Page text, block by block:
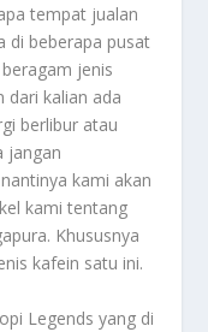
tempat jualan
di beberapa pusat
jenis
dari kalian ada
berlibur atau
jangan
kami akan
kami tentang
Khususnya
kafein satu ini.
Legends yang di